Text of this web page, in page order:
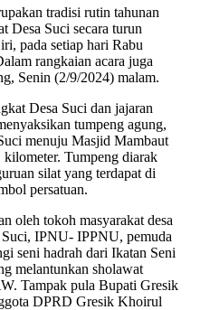
tradisi rutin tahunan
Desa Suci secara turun
pada setiap hari Rabu
rangkaian acara juga
Senin (2/9/2024) malam.
Desa Suci dan jajaran
tumpeng agung,
menuju Masjid Mambaut
Tumpeng diarak
silat yang terdapat di
persatuan.
oleh tokoh masyarakat desa
Suci, IPNU- IPPNU, pemuda
seni hadrah dari Ikatan Seni
melantunkan sholawat
Tampak pula Bupati Gresik
DPRD Gresik Khoirul